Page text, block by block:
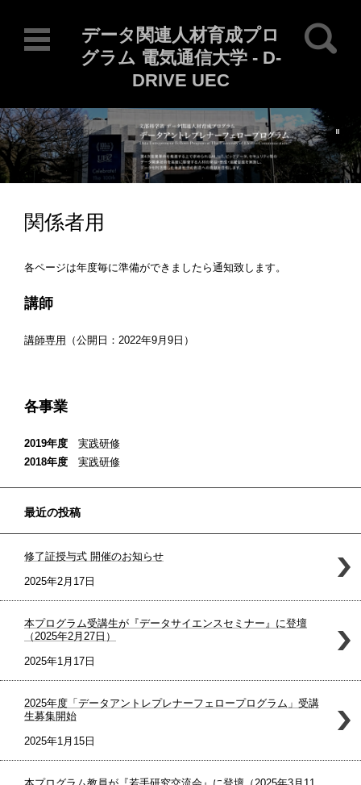
データ関連人材育成プロ
グラム 電気通信大学 - D-
DRIVE UEC
検索:
コンテンツに移動
関係者用
各ページは年度毎に準備ができましたら通知致します。
講師
講師専用 （公開日：2022年9月9日）
各事業
2019年度 実践研修
2018年度 実践研修
最近の投稿
修了証授与式 開催のお知らせ
2025年2月17日
本プログラム受講生が『データサイエンスセミナー』に登壇
（2025年2月27日）
2025年1月17日
2025年度「データアントレプレナーフェロープログラム」受講
生募集開始
2025年1月15日